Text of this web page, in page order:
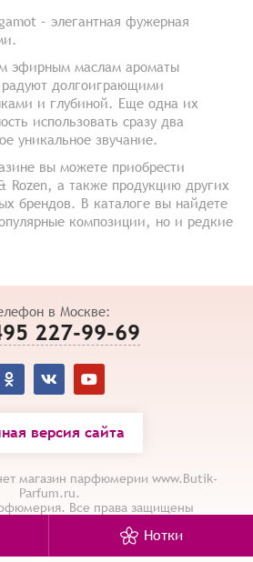
– элегантная фужерная
эфирным маслам ароматы
долгоиграющими
и глубиной. Еще одна их
использовать сразу два
уникальное звучание.
вы можете приобрести
а также продукцию других
брендов. В каталоге вы найдете
композиции, но и редкие
в Москве:
227-99-69
версия сайта
магазин парфюмерии www.Butik-
Parfum.ru.
Все права защищены
Политика конфиденциальности
Нотки